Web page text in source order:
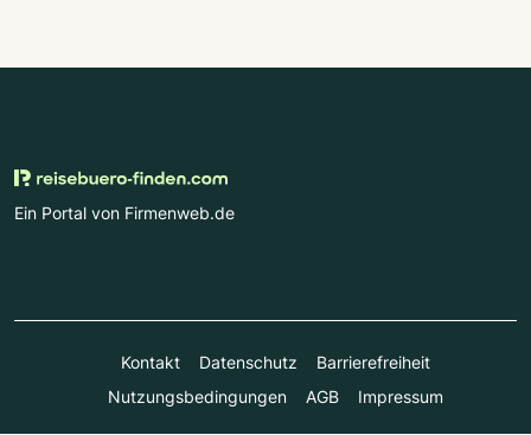
Ein Portal von Firmenweb.de
Kontakt Datenschutz
Barrierefreiheit
Nutzungsbedingungen
AGB Impressum